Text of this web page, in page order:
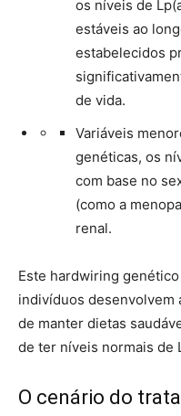
os níveis de
estáveis ao
estabelecidos
de vida.
Variáveis
genéticas, os
com base no
(como a
renal.
Este hardwiring
indivíduos desenvolvem
de manter dietas
de ter níveis normais de
O cenário do